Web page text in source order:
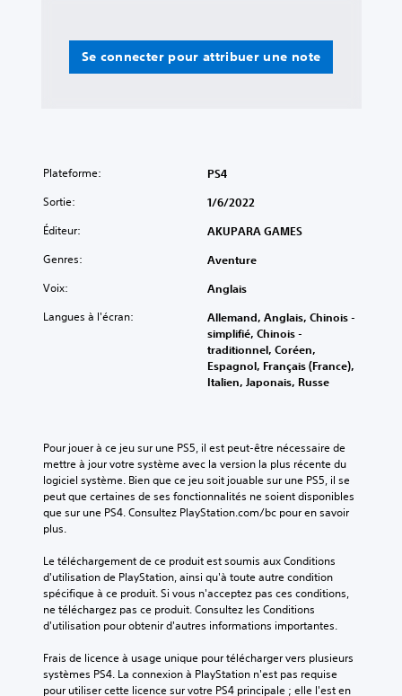
Se connecter pour attribuer une note
Plateforme: PS4
Sortie: 1/6/2022
Éditeur: AKUPARA GAMES
Genres: Aventure
Voix: Anglais
Langues à l'écran:
Allemand, Anglais, Chinois -
simplifié, Chinois -
traditionnel, Coréen,
Espagnol, Français (France),
Italien, Japonais, Russe
Pour jouer à ce jeu sur une PS5, il est peut-être nécessaire de
mettre à jour votre système avec la version la plus récente du
logiciel système. Bien que ce jeu soit jouable sur une PS5, il se
peut que certaines de ses fonctionnalités ne soient disponibles
que sur une PS4. Consultez PlayStation.com/bc pour en savoir
plus.
Le téléchargement de ce produit est soumis aux Conditions
d'utilisation de PlayStation, ainsi qu'à toute autre condition
spécifique à ce produit. Si vous n'acceptez pas ces conditions,
ne téléchargez pas ce produit. Consultez les Conditions
d'utilisation pour obtenir d'autres informations importantes.
Frais de licence à usage unique pour télécharger vers plusieurs
systèmes PS4. La connexion à PlayStation n'est pas requise
pour utiliser cette licence sur votre PS4 principale ; elle l'est en